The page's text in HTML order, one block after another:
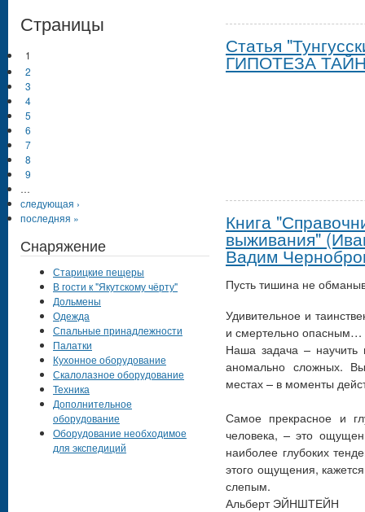
Статья
ГИПОТЕЗА
Книга
выживания"
Вадим
Пусть тишина не
Удивительное и
и смертельно опасным…
Наша задача – научить
аномально сложных.
местах – в моменты
Самое прекрасное и
человека, – это
наиболее глубоких
этого ощущения,
слепым.
Альберт ЭЙНШТЕЙН
Страницы
1
2
3
4
5
6
7
8
9
…
следующая ›
последняя »
Снаряжение
Старицкие пещеры
В гости к "Якутскому чёрту"
Дольмены
Одежда
Спальные принадлежности
Палатки
Кухонное оборудование
Скалолазное оборудование
Техника
Дополнительное
оборудование
Оборудование необходимое
для экспедиций